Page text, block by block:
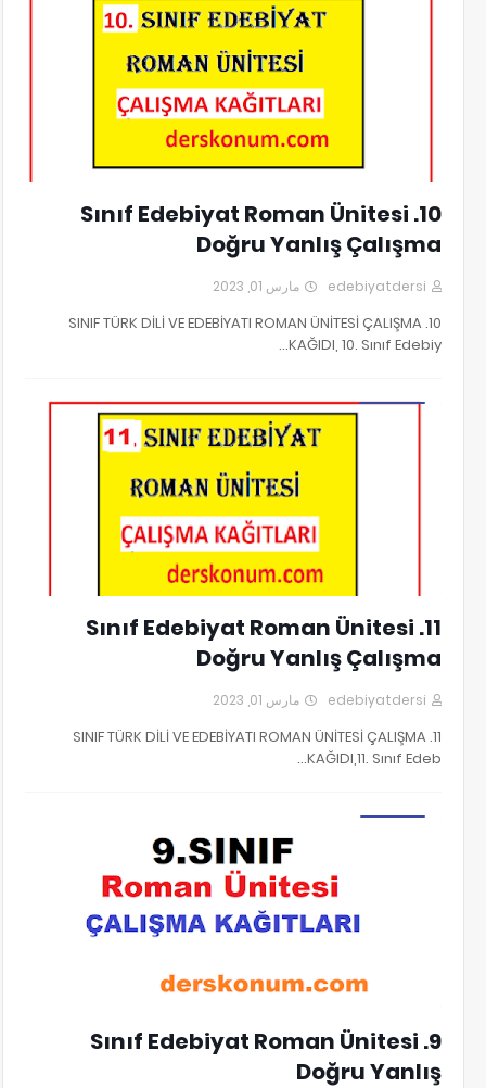
10. Sınıf Edebiyat Roman Ünitesi
Doğru Yanlış Çalışma
edebiyatdersi مارس 01, 2023
10. SINIF TÜRK DİLİ VE EDEBİYATI ROMAN ÜNİTESİ ÇALIŞMA
KAĞIDI, 10. Sınıf Edebiy…
11. Sınıf Edebiyat Roman Ünitesi
Doğru Yanlış Çalışma
edebiyatdersi مارس 01, 2023
11. SINIF TÜRK DİLİ VE EDEBİYATI ROMAN ÜNİTESİ ÇALIŞMA
KAĞIDI,11. Sınıf Edeb…
9. Sınıf Edebiyat Roman Ünitesi
Doğru Yanlış